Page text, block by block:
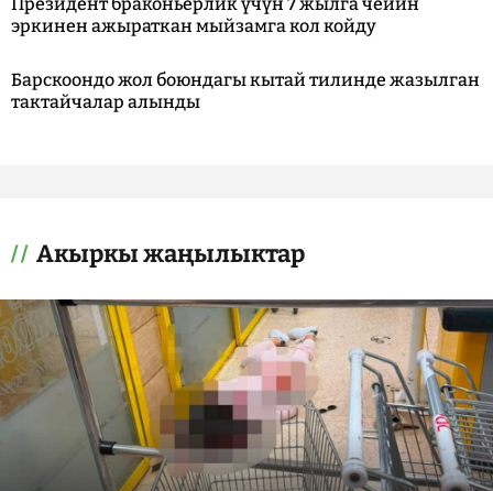
Президент браконьерлик үчүн 7 жылга чейин
эркинен ажыраткан мыйзамга кол койду
Барскоондо жол боюндагы кытай тилинде жазылган
тактайчалар алынды
Акыркы жаңылыктар